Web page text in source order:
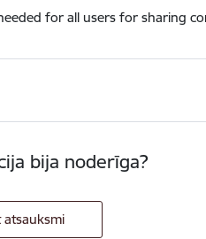
for all users for sharing
bija noderīga?
atsauksmi